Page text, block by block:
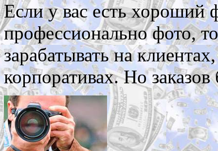
Если у вас есть хороший
профессионально фото,
зарабатывать на
корпоративах. Но